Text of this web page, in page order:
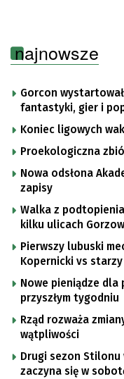
najnowsze
Gorcon
fantastyki, gier i
Koniec ligowych
Proekologiczna
Nowa odsłona
zapisy
Walka z
kilku ulicach
Pierwszy lubuski
Kopernicki vs
Nowe pieniądze
przyszłym tygodniu
Rząd rozważa
wątpliwości
Drugi sezon Stilonu
zaczyna się w